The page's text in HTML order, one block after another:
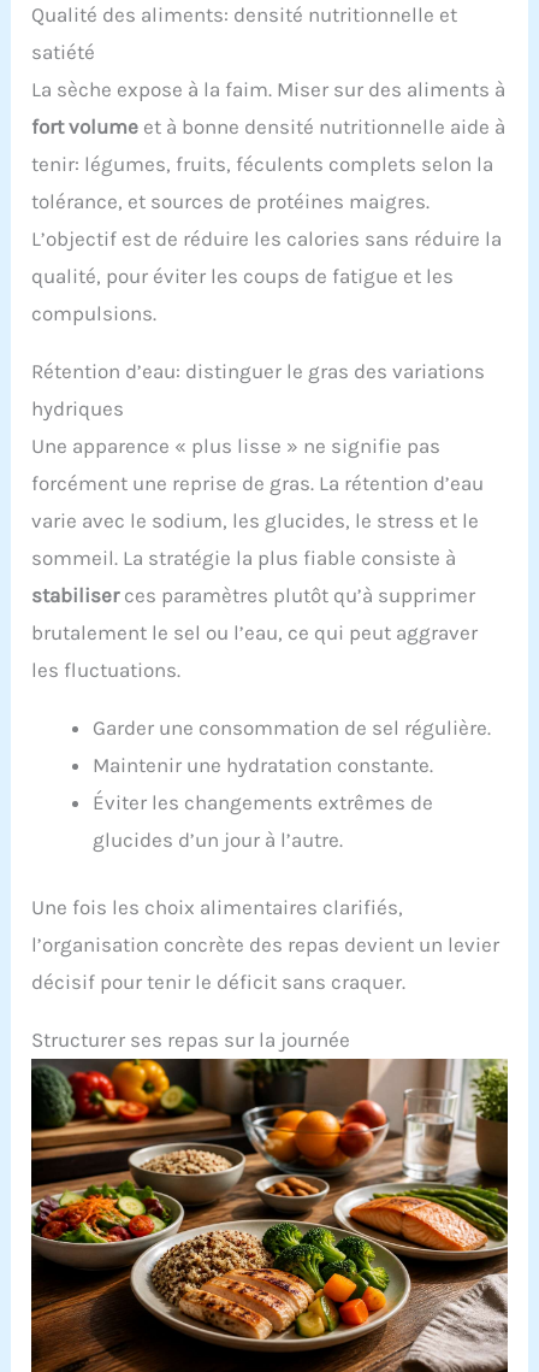
Qualité des aliments: densité nutritionnelle et
satiété
La sèche expose à la faim. Miser sur des aliments à
fort volume et à bonne densité nutritionnelle aide à
tenir: légumes, fruits, féculents complets selon la
tolérance, et sources de protéines maigres.
L’objectif est de réduire les calories sans réduire la
qualité, pour éviter les coups de fatigue et les
compulsions.
Rétention d’eau: distinguer le gras des variations
hydriques
Une apparence « plus lisse » ne signifie pas
forcément une reprise de gras. La rétention d’eau
varie avec le sodium, les glucides, le stress et le
sommeil. La stratégie la plus fiable consiste à
stabiliserces paramètres plutôt qu’à supprimer
brutalement le sel ou l’eau, ce qui peut aggraver
les fluctuations.
Garder une consommation de sel régulière.
Maintenir une hydratation constante.
Éviter les changements extrêmes de
glucides d’un jour à l’autre.
Une fois les choix alimentaires clarifiés,
l’organisation concrète des repas devient un levier
décisif pour tenir le déficit sans craquer.
Structurer ses repas sur la journée